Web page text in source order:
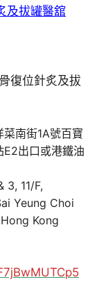
及拔罐醫舘
南街1A號百寶
出口或港鐵油
3, 11/F,
Yeung Choi
Kong